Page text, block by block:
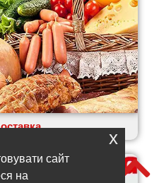
сайт
на
x